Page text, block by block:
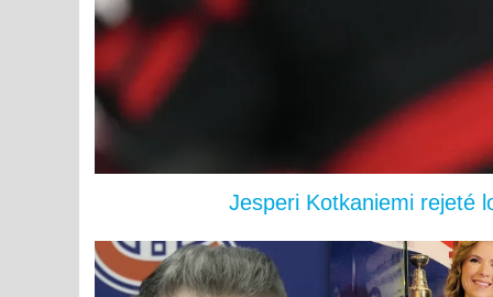
Jesperi Kotkaniemi rejeté